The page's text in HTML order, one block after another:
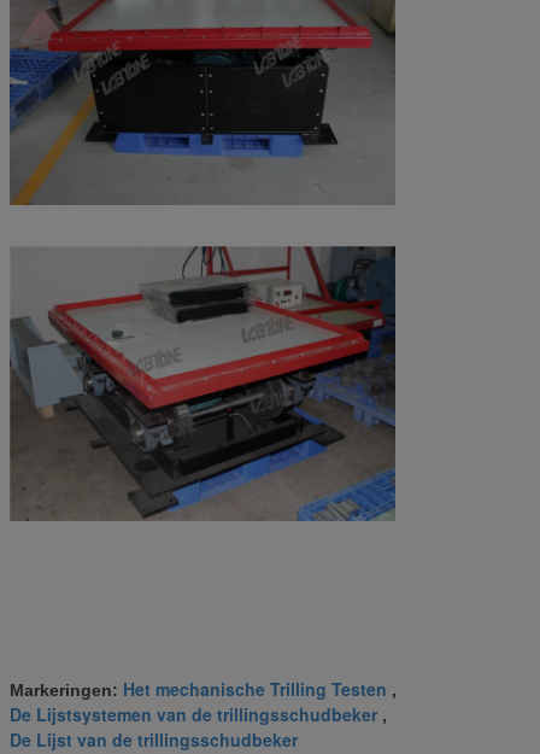
Markeringen: Het mechanische Trilling Testen ,
De Lijstsystemen van de trillingsschudbeker ,
De Lijst van de trillingsschudbeker